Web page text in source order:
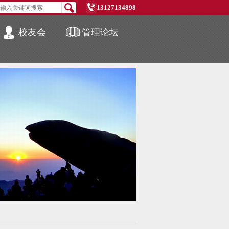
13127134898
校友会 管理论坛